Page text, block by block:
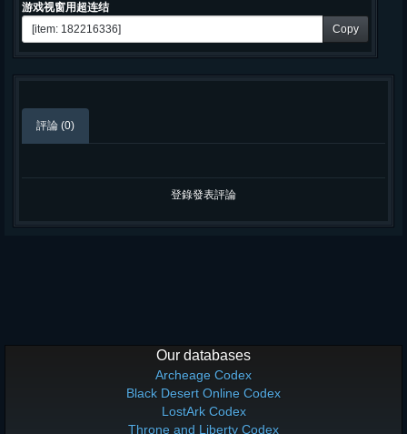
游戏视窗用超连结
Copy
評論 (0)
登錄發表評論
Our databases
Archeage Codex
Black Desert Online Codex
LostArk Codex
Throne and Liberty Codex